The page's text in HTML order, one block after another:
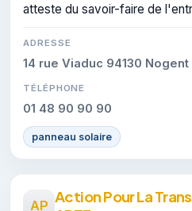
atteste du savoir-faire de
ADRESSE
14 rue Viaduc 94130
TÉLÉPHONE
01 48 90 90 90
panneau solaire
AP Action Pour La